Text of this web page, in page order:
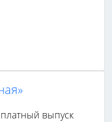
выпуск